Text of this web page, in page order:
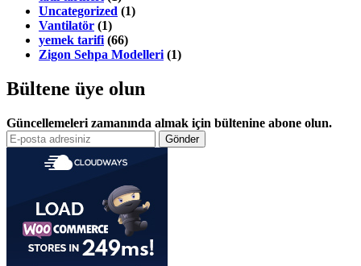
Uncategorized (1)
Vantilatör (1)
yemek tarifi (66)
Zigon Sehpa Modelleri (1)
Bültene üye olun
Güncellemeleri zamanında almak için bültenine abone olun.